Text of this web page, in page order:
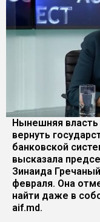
Нынешняя
вернуть
банковской
высказала
Зинаида
февраля. Она
найти даже в
aif.md.